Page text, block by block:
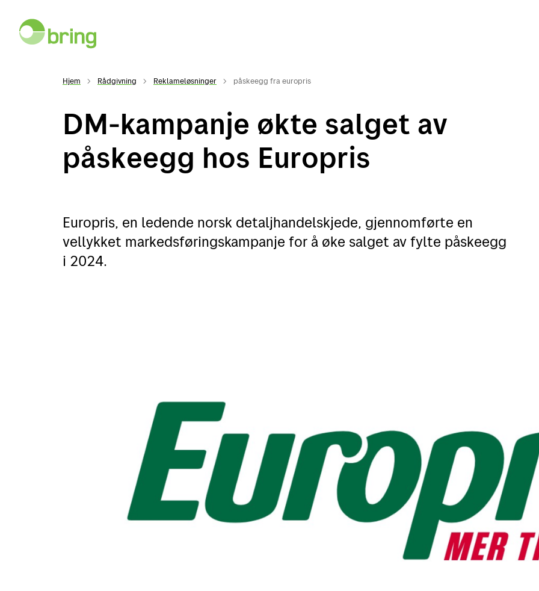
Hjem Rådgivning Reklameløsninger påskeegg fra europris
DM-kampanje økte salget av
påskeegg hos Europris
Europris, en ledende norsk detaljhandelskjede, gjennomførte en
vellykket markedsføringskampanje for å øke salget av fylte påskeegg
i 2024.